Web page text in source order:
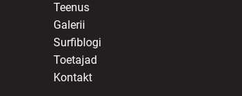
Teenus
Galerii
Surfiblogi
Toetajad
Kontakt